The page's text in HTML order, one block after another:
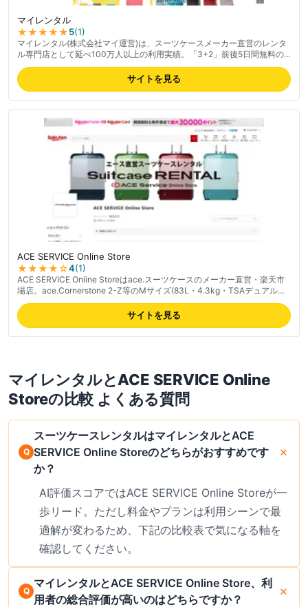
マイレンタル
★★★★★5(1)
マイレンタル(株式会社マイ運営)は、スーツケースメーカー直営のレンタ
ル専門店として延べ100万人以上の利用実績。「3+2」前後5日間無料の
柔軟なレンタル期間設定で、修学旅行・社員旅行など大量発注にも対応で
きる豊富な在庫が強み。メーカー直送のきれいな商品と過失なしの破損保
証は安心感が高い。往復送料が必要で総額はやや高めとの指摘もあるが、
品質と信頼性に定評。最新の料金は公式サイトでご確認ください。
サイトを見る
ACE SERVICE Online Store
★★★★☆4(1)
ACE SERVICE Online Storeはace.スーツケースのメーカー直営・楽天市
場店。ace.Cornerstone 2-Z等のMサイズ(83L・4.3kg・TSAデュアルロ
ック)を扱う。1日〜40日まで豊富なレンタル期間(3/5/7/10/14/20/30/40
日)、送料無料・破損補償込み、身長157cm以上向け。スーツケースレン
タルNo.1メーカー直営の安心感が強み。
サイトを見る
マイレンタルとACE SERVICE Online
Storeの比較 よくある質問
スーツケースレンタルはマイレンタルとACE
SERVICE Online Storeのどちらがおすすめです
か？
AI評価スコアではACE SERVICE Online Storeが一
歩リード。ただし料金やプランは利用シーンで最
適解が変わるため、下記の比較表で気になる軸を
確認してください。
マイレンタルとACE SERVICE Online Store、利
用者の総合評価が高いのはどちらですか？